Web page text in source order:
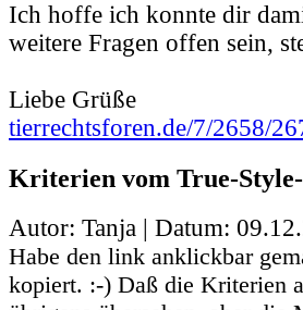
Ich hoffe ich konnte dir
weitere Fragen offen sein,
Liebe Grüße
tierrechtsforen.de/7/2658/
Kriterien vom True-
Autor: Tanja | Datum:
Habe den link anklickbar
kopiert. :-) Daß die Kriterien